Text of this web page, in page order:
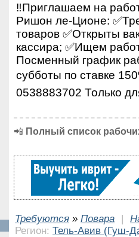
‼️Приглашаем на
Ришон ле-Ционе:
товаров ✅Открыты
кассира; ✅Ищем
Посменный график
субботы по ставке
0538883702 Только
📲 Полный список
Требуются » Повара |
Регион: Тель-Авив (Гуш-